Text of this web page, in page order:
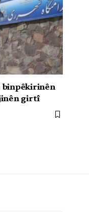
binpêkirinên
girtî